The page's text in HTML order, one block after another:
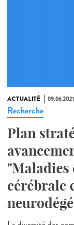
ACTUALITÉ 09.06.2021
Recherche
Plan
"Maladies
cérébrale